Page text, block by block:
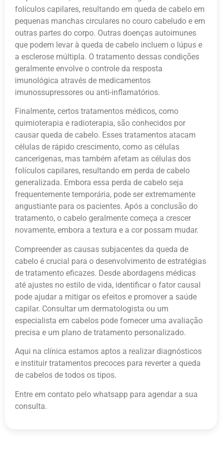
folículos capilares, resultando em queda de cabelo em
pequenas manchas circulares no couro cabeludo e em
outras partes do corpo. Outras doenças autoimunes
que podem levar à queda de cabelo incluem o lúpus e
a esclerose múltipla. O tratamento dessas condições
geralmente envolve o controle da resposta
imunológica através de medicamentos
imunossupressores ou anti-inflamatórios.
Finalmente, certos tratamentos médicos, como
quimioterapia e radioterapia, são conhecidos por
causar queda de cabelo. Esses tratamentos atacam
células de rápido crescimento, como as células
cancerígenas, mas também afetam as células dos
folículos capilares, resultando em perda de cabelo
generalizada. Embora essa perda de cabelo seja
frequentemente temporária, pode ser extremamente
angustiante para os pacientes. Após a conclusão do
tratamento, o cabelo geralmente começa a crescer
novamente, embora a textura e a cor possam mudar.
Compreender as causas subjacentes da queda de
cabelo é crucial para o desenvolvimento de estratégias
de tratamento eficazes. Desde abordagens médicas
até ajustes no estilo de vida, identificar o fator causal
pode ajudar a mitigar os efeitos e promover a saúde
capilar. Consultar um dermatologista ou um
especialista em cabelos pode fornecer uma avaliação
precisa e um plano de tratamento personalizado.
Aqui na clínica estamos aptos a realizar diagnósticos
e instituir tratamentos precoces para reverter a queda
de cabelos de todos os tipos.
Entre em contato pelo whatsapp para agendar a sua
consulta.